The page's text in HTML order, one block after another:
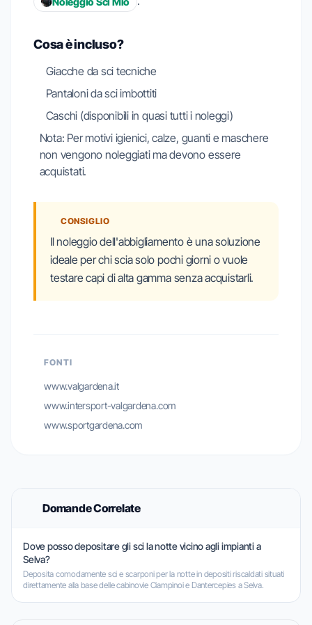
Cosa è incluso?
Giacche da sci tecniche
Pantaloni da sci imbottiti
Caschi (disponibili in quasi tutti i noleggi)
Nota: Per motivi igienici, calze, guanti e maschere
non vengono noleggiati ma devono essere
acquistati.
CONSIGLIO
Il noleggio dell'abbigliamento è una soluzione
ideale per chi scia solo pochi giorni o vuole
testare capi di alta gamma senza acquistarli.
FONTI
www.valgardena.it
www.intersport-valgardena.com
www.sportgardena.com
Domande Correlate
Dove posso depositare gli sci la notte vicino agli impianti a
Selva?
Deposita comodamente sci e scarponi per la notte in depositi riscaldati situati
direttamente alla base delle cabinovie Ciampinoi e Dantercepies a Selva.